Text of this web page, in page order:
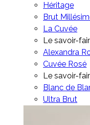
Héritage
Brut
La Cuvée
Le savoir-
Alexandra
Cuvée Rosé
⁠Le savoir-
Blanc de
Ultra Brut